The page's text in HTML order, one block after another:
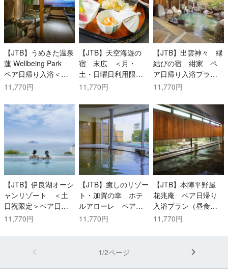
【JTB】うめきた温泉
蓮 Wellbeing Park
ペア日帰り入浴＜メ
ディテーション体験
し・お土産付）
11,770円
【JTB】天空海遊の
宿 末広 ＜月・
土・日曜日利用限定
＞ペア日帰り入浴プ
ー券付）
11,770円
【JTB】出雲神々 縁
結びの宿 紺家 ペ
ア日帰り入浴プラン
（昼食付）
11,770円
【JTB】伊良湖オーシ
ャンリゾート ＜土
日祝限定＞ペア日帰
り入浴プラン（昼食
11,770円
【JTB】癒しのリゾー
ト・加賀の幸 ホテ
ルアローレ ペア日
帰り入浴プラン(昼
11,770円
【JTB】本陣平野屋
花兆庵 ペア日帰り
入浴プラン（昼食
付）
11,770円
1/2ページ